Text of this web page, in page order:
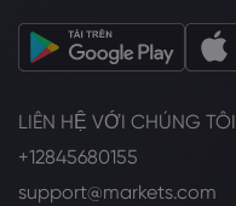
LIÊN HỆ VỚI CHÚNG TÔI
+12845680155
support@markets.com